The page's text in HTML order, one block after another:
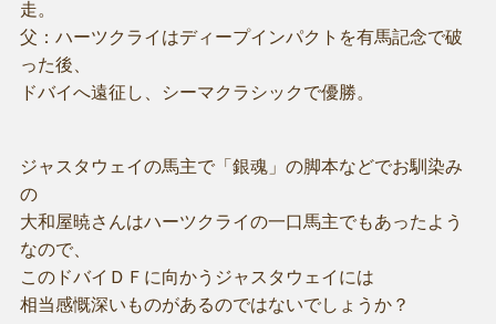
走。
父：ハーツクライはディープインパクトを有馬記念で破
った後、
ドバイへ遠征し、シーマクラシックで優勝。
ジャスタウェイの馬主で「銀魂」の脚本などでお馴染み
の
大和屋暁さんはハーツクライの一口馬主でもあったよう
なので、
このドバイＤＦに向かうジャスタウェイには
相当感慨深いものがあるのではないでしょうか？